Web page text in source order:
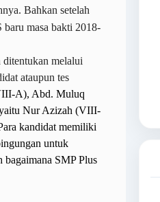
Bahkan setelah
baru masa bakti 2018-
melalui
ataupun tes
A), Abd. Muluq
Nur Azizah (VIII-
kandidat memiliki
untuk
bagaimana SMP Plus